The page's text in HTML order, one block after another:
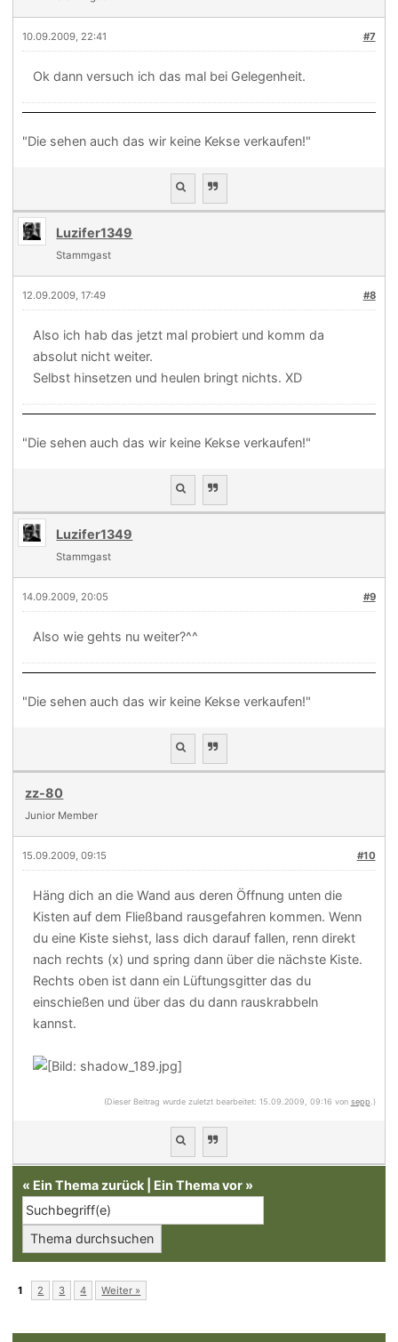
#7
10.09.2009, 22:41
Ok dann versuch ich das mal bei Gelegenheit.
"Die sehen auch das wir keine Kekse verkaufen!"
Luzifer1349
Stammgast
#8
12.09.2009, 17:49
Also ich hab das jetzt mal probiert und komm da
absolut nicht weiter.
Selbst hinsetzen und heulen bringt nichts. XD
"Die sehen auch das wir keine Kekse verkaufen!"
Luzifer1349
Stammgast
#9
14.09.2009, 20:05
Also wie gehts nu weiter?^^
"Die sehen auch das wir keine Kekse verkaufen!"
zz-80
Junior Member
#10
15.09.2009, 09:15
Häng dich an die Wand aus deren Öffnung unten die
Kisten auf dem Fließband rausgefahren kommen. Wenn
du eine Kiste siehst, lass dich darauf fallen, renn direkt
nach rechts (x) und spring dann über die nächste Kiste.
Rechts oben ist dann ein Lüftungsgitter das du
einschießen und über das du dann rauskrabbeln
kannst.
(Dieser Beitrag wurde zuletzt bearbeitet: 15.09.2009, 09:16 von sepp.)
« Ein Thema zurück Ein Thema vor »
1 2 3 4 Weiter »